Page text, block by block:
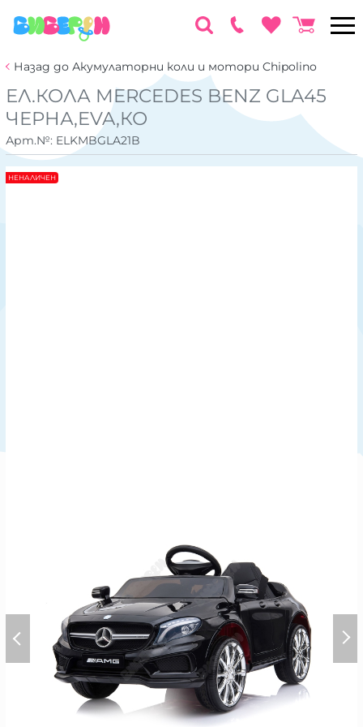
Назад до Акумулаторни коли и мотори Chipolino
ЕЛ.КОЛА MERCEDES BENZ GLA45
ЧЕРНА,EVA,КО
Арт.№: ELKMBGLA21B
НЕНАЛИЧЕН